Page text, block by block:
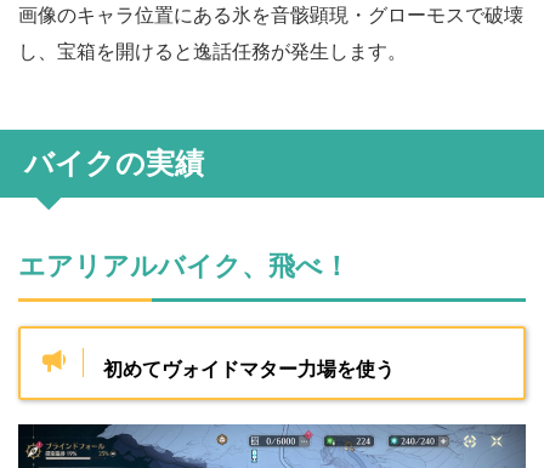
画像のキャラ位置にある氷を音骸顕現・グローモスで破壊
し、宝箱を開けると逸話任務が発生します。
バイクの実績
エアリアルバイク、飛べ！
初めてヴォイドマター力場を使う